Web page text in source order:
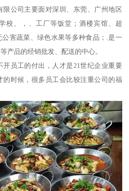
限公司主要面对深圳、东莞、广州地区
校、，、工厂等饭堂；酒楼宾馆、超
害蔬菜、绿色水果等多种食品；.是一
产品的经销批发、配送的中心。
员工的付出，人才是21世纪企业重要
的时候，很多员工会比较注重公司的福